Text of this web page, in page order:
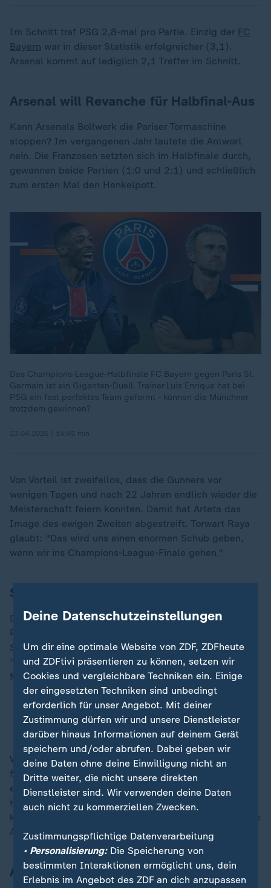
Im Schnitt traf PSG 2,8-mal pro Partie. Einzig der FC
Bayern war in dieser Statistik erfolgreicher (3,1).
Arsenal kommt auf lediglich 2,1 Treffer im Schnitt.
Arsenal will Revanche für Halbfinal-Aus
Kann Arsenals Bollwerk die Pariser Tormaschine
stoppen? Im vergangenen Jahr lautete die Antwort
nein. Die Franzosen setzten sich im Halbfinale durch,
gewannen beide Partien (1:0 und 2:1) und schließlich
zum ersten Mal den Henkelpott.
Das Champions-League-Halbfinale FC Bayern gegen Paris St.
Germain ist ein Giganten-Duell. Trainer Luis Enrique hat bei
PSG ein fast perfektes Team geformt - können die Münchner
trotzdem gewinnen?
Von Vorteil ist zweifellos, dass die Gunners vor
wenigen Tagen und nach 22 Jahren endlich wieder die
Meisterschaft feiern konnten. Damit hat Arteta das
Image des ewigen Zweiten abgestreift. Torwart Raya
glaubt: "Das wird uns einen enormen Schub geben,
wenn wir ins Champions-League-Finale gehen."
Stilkritik trotz großem Erfolg
Doch für die Art und Weise hagelte es reichlich Kritik.
Paul Scholes etwa, zweimaliger Champions-League-
Sieger mit Manchester United, sieht in Arsenal den
"langweiligsten" Meister der Geschichte. Mit seiner
Meinung steht er in England nicht allein da.
Liveticker und Statistiken: Alle Spiele, alle Tore
der Champions League
Weil Arsenal in Führung liegend, vor allem bei Ecken
für so viele Spielverzögerungen sorgen würde,
erzürnte sich Brightons deutscher Trainer Fabian
Hürzeler nach dem direkten Duell im März: "Das ist
kein Fußball!" Er würde "niemals" versuchen, auf diese
Art Spiele zu gewinnen.
Arsenals Tor-Armut in der K.o.-Phase
Deine Datenschutzeinstellungen
Um dir eine optimale Website von ZDF, ZDFheute
und ZDFtivi präsentieren zu können, setzen wir
Cookies und vergleichbare Techniken ein. Einige
der eingesetzten Techniken sind unbedingt
erforderlich für unser Angebot. Mit deiner
Zustimmung dürfen wir und unsere Dienstleister
darüber hinaus Informationen auf deinem Gerät
speichern und/oder abrufen. Dabei geben wir
deine Daten ohne deine Einwilligung nicht an
Dritte weiter, die nicht unsere direkten
Dienstleister sind. Wir verwenden deine Daten
auch nicht zu kommerziellen Zwecken.
Zustimmungspflichtige Datenverarbeitung
• Personalisierung:Die Speicherung von
bestimmten Interaktionen ermöglicht uns, dein
Erlebnis im Angebot des ZDF an dich anzupassen